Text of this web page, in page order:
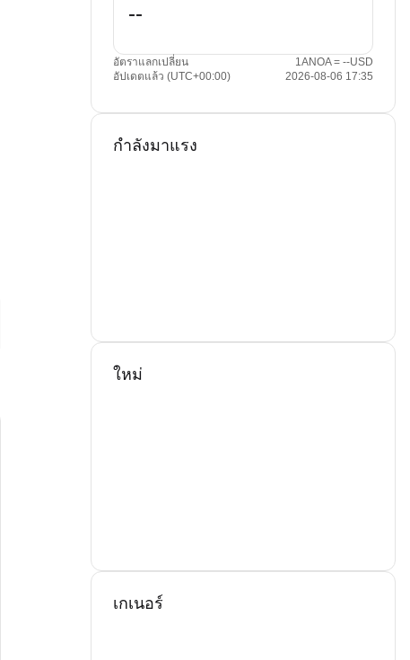
อัตราแลกเปลี่ยน
1ANOA = --USD
อัปเดตแล้ว (UTC+00:00)
2026-08-06 17:35
กำลังมาแรง
ใหม่
เกเนอร์